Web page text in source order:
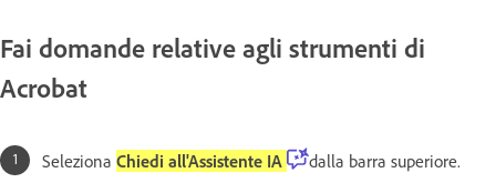
Fai domande relative agli strumenti di
Acrobat
Seleziona Chiedi all'Assistente IA dalla barra superiore.